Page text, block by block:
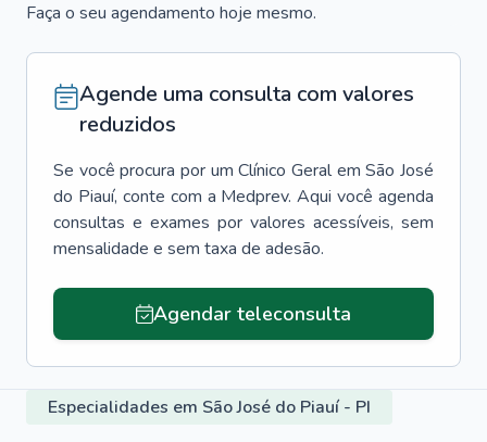
Faça o seu agendamento hoje mesmo.
Agende uma consulta com valores
reduzidos
Se você procura por um Clínico Geral em São José
do Piauí, conte com a Medprev. Aqui você agenda
consultas e exames por valores acessíveis, sem
mensalidade e sem taxa de adesão.
Agendar teleconsulta
Especialidades em São José do Piauí - PI